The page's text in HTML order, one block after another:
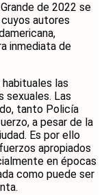
de 2022 se
cuyos autores
inmediata de
habituales las
sexuales. Las
tanto Policía
a pesar de la
Es por ello
apropiados
en épocas
como puede ser